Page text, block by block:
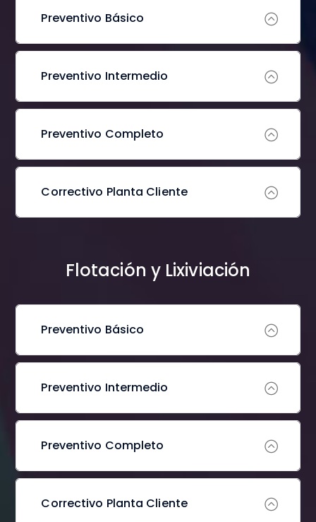
Preventivo Básico
Preventivo Intermedio
Preventivo Completo
Correctivo Planta Cliente
Flotación y Lixiviación
Preventivo Básico
Preventivo Intermedio
Preventivo Completo
Correctivo Planta Cliente